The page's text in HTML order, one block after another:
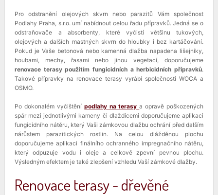
Pro odstranění olejových skvrn nebo parazitů Vám společnost
Podlahy Praha, s.r.o. umí nabídnout celou řadu přípravků. Jedná se o
odstraňovače a absorbenty, které vyčistí většinu tukových,
olejových a dalších mastných skvrn do hloubky i bez kartáčování.
Pokud je Vaše betonová nebo kamenná dlažba napadena lišejníky,
houbami, mechy, řasami nebo jinou vegetací, doporučujeme
renovace terasy použitím fungicidních a herbicidních přípravků.
Takové přípravky na renovace terasy vyrábí společnosti WOCA a
OSMO.
Po dokonalém vyčištění podlahy na terasya opravě poškozených
spár mezi jednotlivými kameny či dlaždicemi doporučujeme aplikaci
fungicidního nátěru, který Vaši zámkovou dlažbu ochrání před dalším
nárůstem parazitických rostlin. Na celou dlážděnou plochu
doporučujeme aplikaci finálního ochranného impregnačního nátěru,
který odpuzuje vodu i oleje a celkově zpevní pevnou plochu.
Výsledným efektem je také zlepšení vzhledu Vaší zámkové dlažby.
Renovace terasy - dřevěné